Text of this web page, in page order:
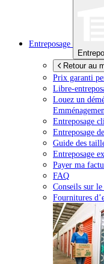
Entreposage
Retour au
Prix garanti
Libre-
Louez un
Entreposage
Entreposage
Guide des
Entreposage
Payer ma
FAQ
Conseils sur
Fournitures